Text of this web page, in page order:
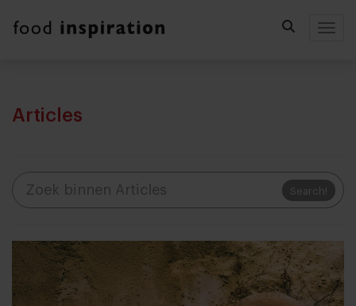
Articles
Search!